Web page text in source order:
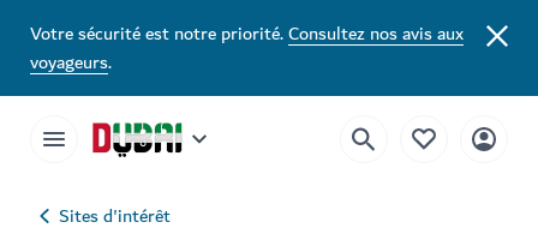
Votre sécurité est notre priorité.Consultez nos avis aux
voyageurs.
Sites d'intérêt